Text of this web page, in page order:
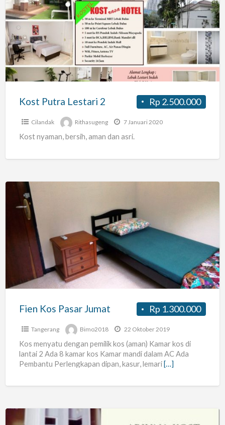
Putra
Lestari
2
Rp 2.500.000
Kost Putra Lestari 2
Cilandak Rithasugeng 7 Januari 2020
Kost nyaman, bersih, aman dan asri.
Fien
Rp 1.300.000
Fien Kos Pasar Jumat
Tangerang Bimo2018 22 Oktober 2019
Kos menyatu dengan pemilik kos (aman) Kamar kos di
lantai 2 Ada 8 kamar kos Kamar mandi dalam AC Ada
Pembantu Perlengkapan dipan, kasur, lemari[…]